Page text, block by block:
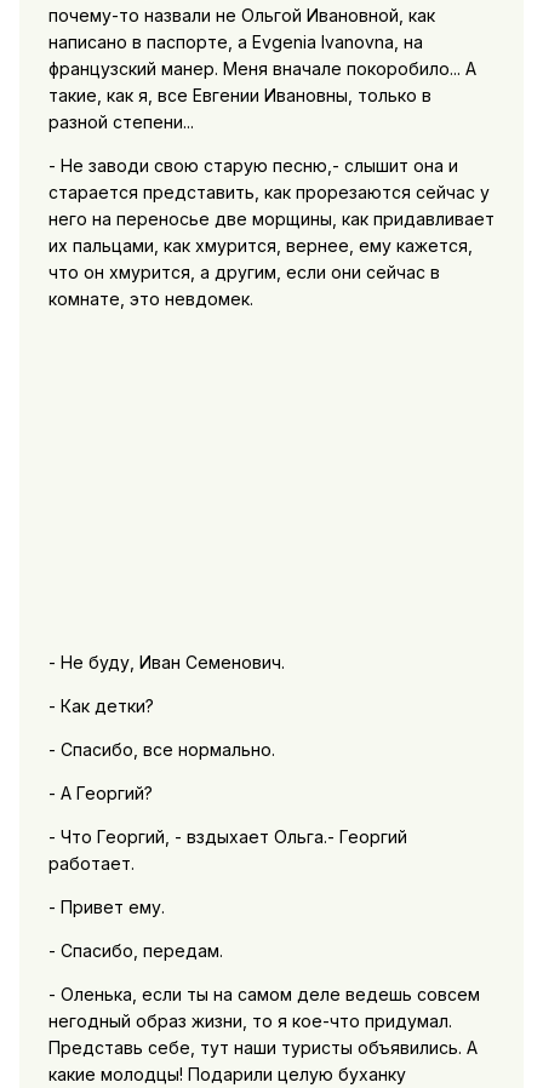
почему-то назвали не Ольгой Ивановной, как
написано в паспорте, а Evgenia Ivanovna, на
французский манер. Меня вначале покоробило... А
такие, как я, все Евгении Ивановны, только в
разной степени...
- Не заводи свою старую песню,- слышит она и
старается представить, как прорезаются сейчас у
него на переносье две морщины, как придавливает
их пальцами, как хмурится, вернее, ему кажется,
что он хмурится, а другим, если они сейчас в
комнате, это невдомек.
- Не буду, Иван Семенович.
- Как детки?
- Спасибо, все нормально.
- А Георгий?
- Что Георгий, - вздыхает Ольга.- Георгий
работает.
- Привет ему.
- Спасибо, передам.
- Оленька, если ты на самом деле ведешь совсем
негодный образ жизни, то я кое-что придумал.
Представь себе, тут наши туристы объявились. А
какие молодцы! Подарили целую буханку